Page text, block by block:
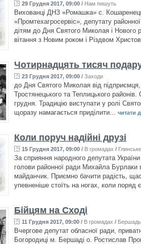
29 Грудня 2017, 09:00 / Нам пишуть
Вихованці ДНЗ «Ромашка» с.
«Промтехагросервіс», депутату
дітям до Дня Святого Миколая і Нового
вітання з Новим роком і Різдвом
Чотирнадцять тисяч
23 Грудня 2017, 09:00 / Заходи
до Дня Святого Миколая від
Тростянецького та Теплицького
грудня. Традицію виступати у ролі
щоразу намагається приділити... читати
Коли поруч надійні друзі
15 Грудня 2017, 09:00 / В громадах / Глинське
За сприяння народного депутата
голови районної ради Михайла Бурлаки
майданчик. Приємно бачити радість,
упевненіше стоїть на ногах, коли поряд
Бійцям на Сході
11 Грудня 2017, 09:00 / В громадах / Бершадь
Вчергове депутат обласної ради,
Богородиці м. Бершаді о. Ростислав